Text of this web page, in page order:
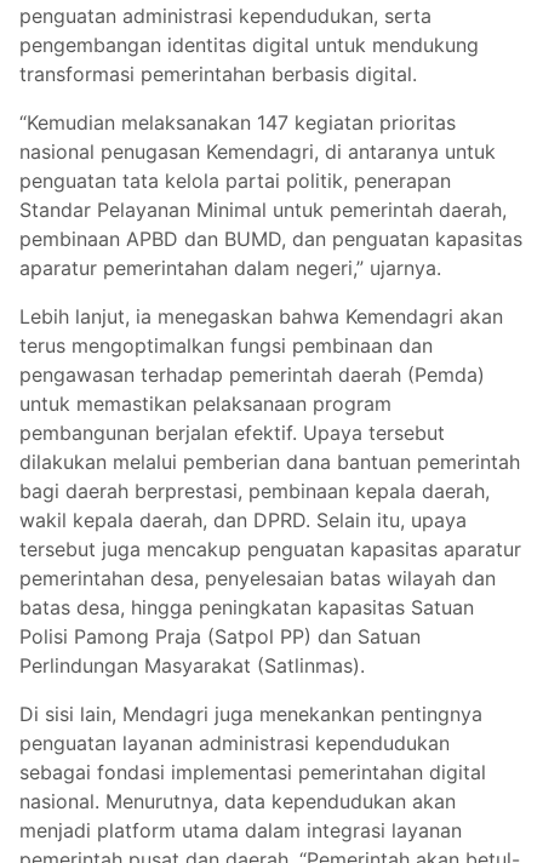
penguatan administrasi kependudukan, serta
pengembangan identitas digital untuk mendukung
transformasi pemerintahan berbasis digital.
“Kemudian melaksanakan 147 kegiatan prioritas
nasional penugasan Kemendagri, di antaranya untuk
penguatan tata kelola partai politik, penerapan
Standar Pelayanan Minimal untuk pemerintah daerah,
pembinaan APBD dan BUMD, dan penguatan kapasitas
aparatur pemerintahan dalam negeri,” ujarnya.
Lebih lanjut, ia menegaskan bahwa Kemendagri akan
terus mengoptimalkan fungsi pembinaan dan
pengawasan terhadap pemerintah daerah (Pemda)
untuk memastikan pelaksanaan program
pembangunan berjalan efektif. Upaya tersebut
dilakukan melalui pemberian dana bantuan pemerintah
bagi daerah berprestasi, pembinaan kepala daerah,
wakil kepala daerah, dan DPRD. Selain itu, upaya
tersebut juga mencakup penguatan kapasitas aparatur
pemerintahan desa, penyelesaian batas wilayah dan
batas desa, hingga peningkatan kapasitas Satuan
Polisi Pamong Praja (Satpol PP) dan Satuan
Perlindungan Masyarakat (Satlinmas).
Di sisi lain, Mendagri juga menekankan pentingnya
penguatan layanan administrasi kependudukan
sebagai fondasi implementasi pemerintahan digital
nasional. Menurutnya, data kependudukan akan
menjadi platform utama dalam integrasi layanan